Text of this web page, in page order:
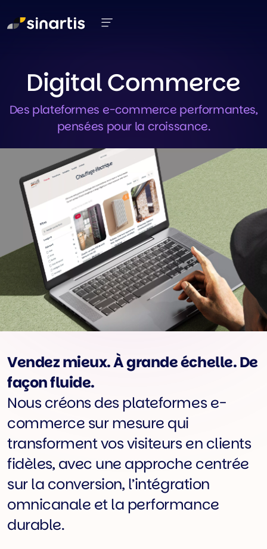
Digital Commerce
Des plateformes e-commerce performantes,
pensées pour la croissance.
Vendez mieux. À grande échelle. De
façon fluide.
Nous créons des plateformes e-
commerce sur mesure qui
transforment vos visiteurs en clients
fidèles, avec une approche centrée
sur la conversion, l’intégration
omnicanale et la performance
durable.